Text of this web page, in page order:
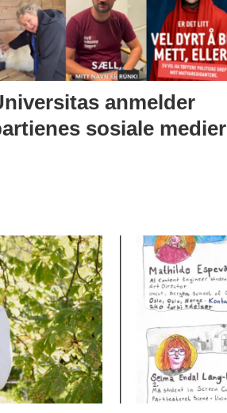
anmelder
sosiale medier